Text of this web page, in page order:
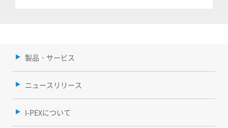
製品・サービス
ニュースリリース
I-PEXについて